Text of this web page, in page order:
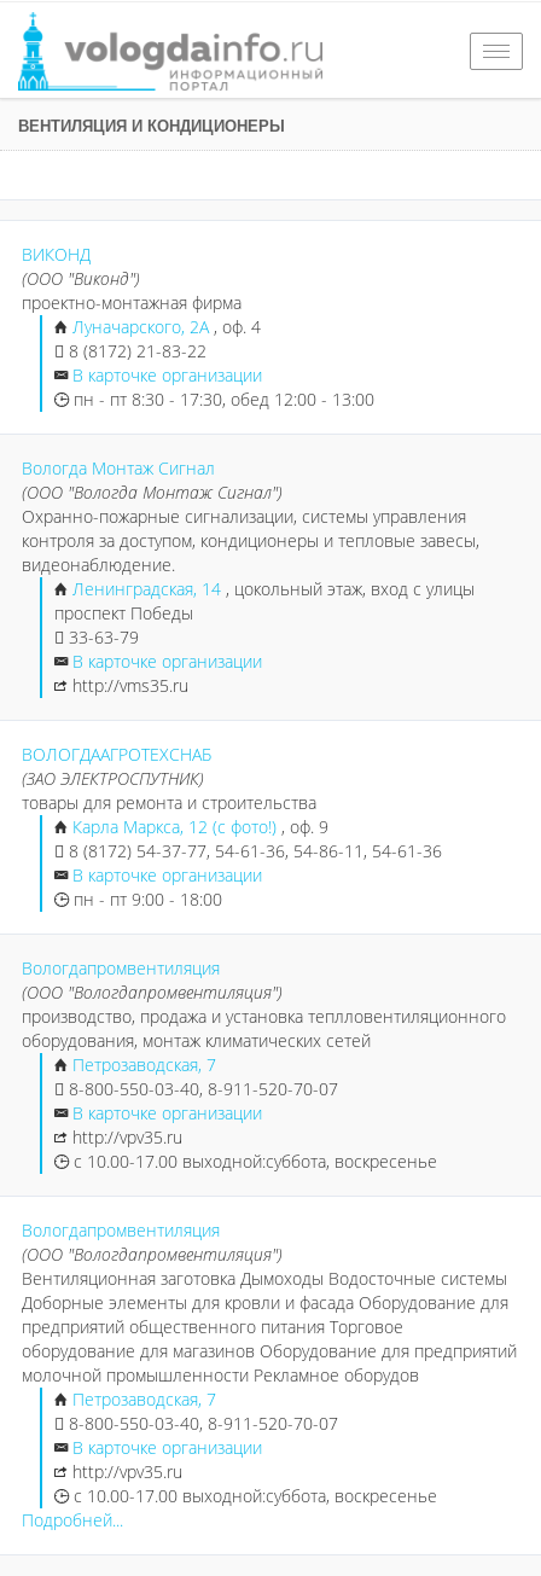
ВЕНТИЛЯЦИЯ И КОНДИЦИОНЕРЫ
ВИКОНД
(ООО "Виконд")
проектно-монтажная фирма
Луначарского, 2А, оф. 4
8 (8172) 21-83-22
В карточке организации
пн - пт 8:30 - 17:30, обед 12:00 - 13:00
Вологда Монтаж Сигнал
(ООО "Вологда Монтаж Сигнал")
Охранно-пожарные сигнализации, системы управления
контроля за доступом, кондиционеры и тепловые завесы,
видеонаблюдение.
Ленинградская, 14 , цокольный этаж, вход с улицы
проспект Победы
33-63-79
В карточке организации
http://vms35.ru
ВОЛОГДААГРОТЕХСНАБ
(ЗАО ЭЛЕКТРОСПУТНИК)
товары для ремонта и строительства
Карла Маркса, 12 (с фото!) , оф. 9
8 (8172) 54-37-77, 54-61-36, 54-86-11, 54-61-36
В карточке организации
пн - пт 9:00 - 18:00
Вологдапромвентиляция
(ООО "Вологдапромвентиляция")
производство, продажа и установка теплловентиляционного
оборудования, монтаж климатических сетей
Петрозаводская, 7
8-800-550-03-40, 8-911-520-70-07
В карточке организации
http://vpv35.ru
с 10.00-17.00 выходной:суббота, воскресенье
Вологдапромвентиляция
(ООО "Вологдапромвентиляция")
Вентиляционная заготовка Дымоходы Водосточные системы
Доборные элементы для кровли и фасада Оборудование для
предприятий общественного питания Торговое
оборудование для магазинов Оборудование для предприятий
молочной промышленности Рекламное оборудов
Петрозаводская, 7
8-800-550-03-40, 8-911-520-70-07
В карточке организации
http://vpv35.ru
с 10.00-17.00 выходной:суббота, воскресенье
Подробней...